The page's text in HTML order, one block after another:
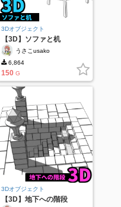
3Dオブジェクト
【3D】ソファと机
うさこusako
6,864
150 G
3Dオブジェクト
【3D】地下への階段